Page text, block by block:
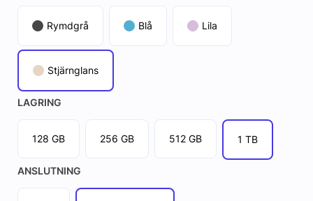
Rymdgrå Blå Lila
Stjärnglans
LAGRING
128 GB 256 GB 512 GB 1 TB
ANSLUTNING